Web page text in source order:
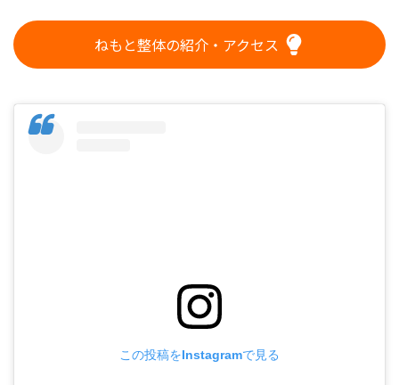
ねもと整体の紹介・アクセス
この投稿をInstagramで見る